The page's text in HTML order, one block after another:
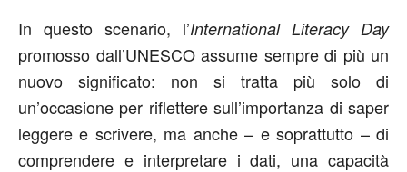
In questo scenario, l’International Literacy Day
promosso dall’UNESCO assume sempre di più un
nuovo significato: non si tratta più solo di
un’occasione per riflettere sull’importanza di saper
leggere e scrivere, ma anche – e soprattutto – di
comprendere e interpretare i dati, una capacità